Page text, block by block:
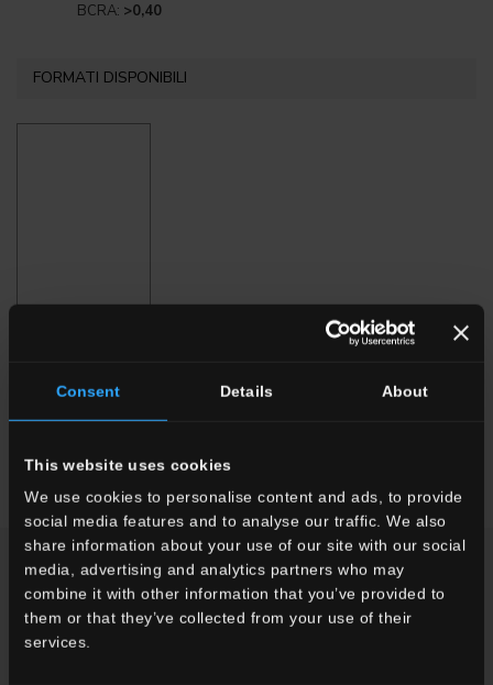
Consent Details About
This website uses cookies
We use cookies to personalise content and ads, to provide
social media features and to analyse our traffic. We also
share information about your use of our site with our social
media, advertising and analytics partners who may
combine it with other information that you’ve provided to
them or that they’ve collected from your use of their
services.
BCRA: >0,40
FORMATI DISPONIBILI
TI POTREBBE INTERESSARE